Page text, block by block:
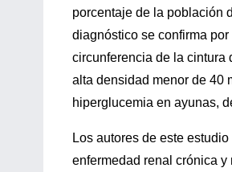
porcentaje de la población
diagnóstico se confirma
circunferencia de la cintura
alta densidad menor de 40
hiperglucemia en ayunas,
Los autores de este
enfermedad renal crónica